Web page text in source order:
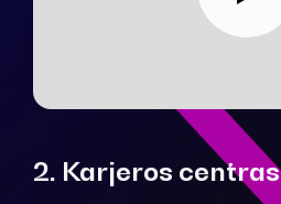
2. Karjeros centras